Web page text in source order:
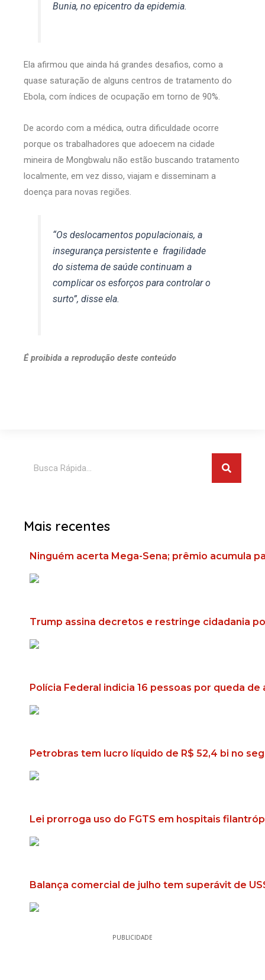
Bunia, no epicentro da epidemia.
Ela afirmou que ainda há grandes desafios, como a
quase saturação de alguns centros de tratamento do
Ebola, com índices de ocupação em torno de 90%.
De acordo com a médica, outra dificuldade ocorre
porque os trabalhadores que adoecem na cidade
mineira de Mongbwalu não estão buscando tratamento
localmente, em vez disso, viajam e disseminam a
doença para novas regiões.
“Os deslocamentos populacionais, a
insegurança persistente e fragilidade
do sistema de saúde continuam a
complicar os esforços para controlar o
surto”, disse ela.
É proibida a reprodução deste conteúdo
Mais recentes
Ninguém acerta Mega-Sena; prêmio acumula
Trump assina decretos e restringe cidadania
Polícia Federal indicia 16 pessoas por queda de
Petrobras tem lucro líquido de R$ 52,4 bi no
Lei prorroga uso do FGTS em hospitais
Balança comercial de julho tem superávit de
PUBLICIDADE